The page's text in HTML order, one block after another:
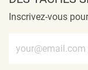
Inscrivez-vous
Entrez l’adresse